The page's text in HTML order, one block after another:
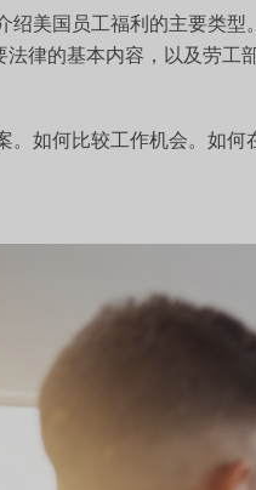
绍美国员工福利的主要类
法律的基本内容，以及劳
。如何比较工作机会。如